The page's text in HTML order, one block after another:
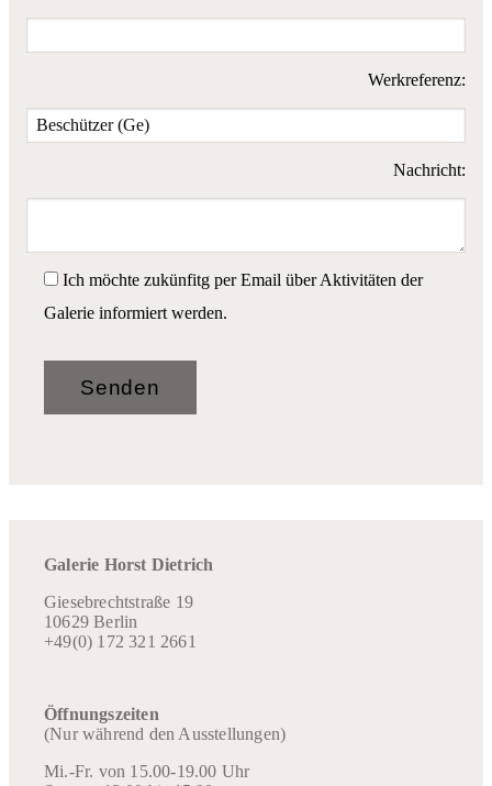
Werkreferenz:
Nachricht:
Ich möchte zukünfitg per Email über Aktivitäten der
Galerie informiert werden.
Galerie Horst Dietrich
Giesebrechtstraße 19
10629 Berlin
+49(0) 172 321 2661
Öffnungszeiten
(Nur während den Ausstellungen)
Mi.-Fr. von 15.00-19.00 Uhr